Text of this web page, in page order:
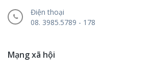
Điện thoại
08. 3985.5789 - 178
Mạng xã hội